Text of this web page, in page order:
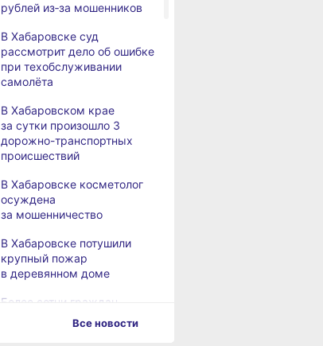
рублей из‑за мошенников
В Хабаровске суд
рассмотрит дело об ошибке
при техобслуживании
самолёта
В Хабаровском крае
за сутки произошло 3
дорожно-транспортных
происшествий
В Хабаровске косметолог
осуждена
за мошенничество
В Хабаровске потушили
крупный пожар
в деревянном доме
Более сотни граждан
с инвалидностьюВсе новости